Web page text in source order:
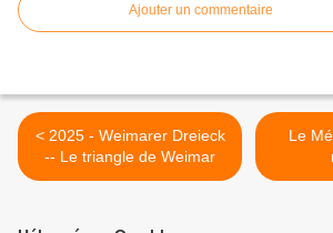
Ajouter un commentaire
< 2025 - Weimarer Dreieck
-- Le triangle de Weimar
Le